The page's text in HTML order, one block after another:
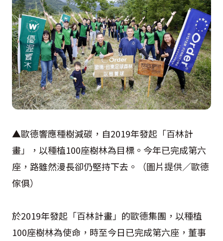
▲歐德響應種樹減碳，自2019年發起「百林計
畫」，以種植100座樹林為目標。今年已完成第六
座，路雖然漫長卻仍堅持下去。（圖片提供／歐德
傢俱）
於2019年發起「百林計畫」的歐德集團，以種植
100座樹林為使命，時至今日已完成第六座，董事